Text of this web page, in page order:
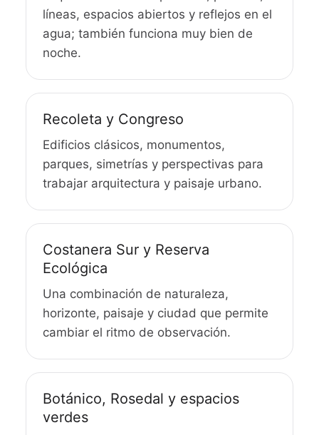
líneas, espacios abiertos y reflejos en el
agua; también funciona muy bien de
noche.
Recoleta y Congreso
Edificios clásicos, monumentos,
parques, simetrías y perspectivas para
trabajar arquitectura y paisaje urbano.
Costanera Sur y Reserva
Ecológica
Una combinación de naturaleza,
horizonte, paisaje y ciudad que permite
cambiar el ritmo de observación.
Botánico, Rosedal y espacios
verdes